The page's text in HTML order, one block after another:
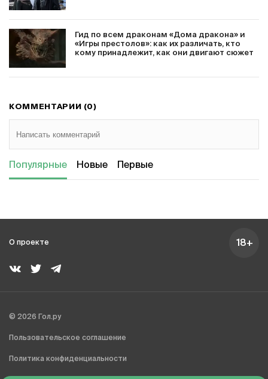
Гид по всем драконам «Дома дракона» и
«Игры престолов»: как их различать, кто
кому принадлежит, как они двигают сюжет
КОММЕНТАРИИ (0)
Популярные Новые Первые
О проекте 18+
© 2026 Гол.ру
Пользовательское соглашение
Политика конфиденциальности